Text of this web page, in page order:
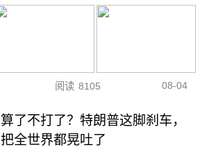
阅读 8105 08-04
算了不打了？特朗普这脚刹车，
把全世界都晃吐了